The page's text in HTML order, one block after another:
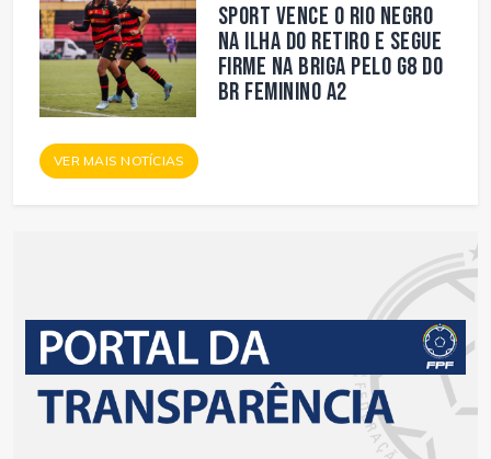
Sport vence o Rio Negro
na Ilha do Retiro e segue
firme na briga pelo G8 do
BR Feminino A2
VER MAIS NOTÍCIAS